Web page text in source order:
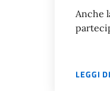
Anche
LEGGI